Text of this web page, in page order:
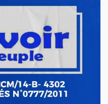
la CNSS
cour constitutionnelle,